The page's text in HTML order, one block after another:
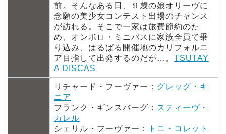
前。そんなある日、９歳の娘オリーヴに
念願の美少女コンテスト出場のチャンス
が訪れる。そこで一家は旅費節約のた
め、オンボロ・ミニバスに家族全員で乗
り込み、はるばる開催地のカリフォルニ
ア目指して出発するのだが…。 TSUTAY
A DISCAS
リチャード・フーヴァー： グレッグ・キ
ニア
フランク・ギンスバーグ： スティーヴ・
カレル
シェリル・フーヴァー：
トニ・コレット